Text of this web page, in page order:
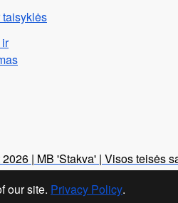
| MB 'Stakva' | Visos teisės
our site. Privacy Policy.